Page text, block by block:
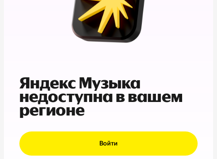
Яндекс Музыка
недоступна в вашем
регионе
Войти